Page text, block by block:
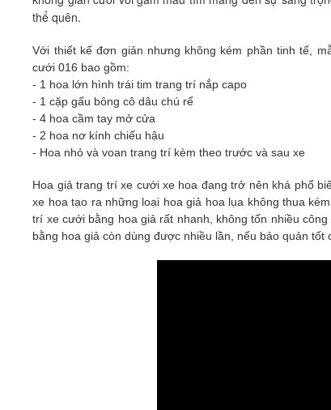
thể quên.
Với thiết kế đơn giản nhưng không kém phần tinh tế,
cưới016 bao gồm:
- 1 hoa lớn hình trái tim trang trí nắp capo
- 1 cặp gấu bông cô dâu chú rể
- 4 hoa cầm tay mở cửa
- 2 hoa nơ kính chiếu hậu
- Hoa nhỏ và voan trang trí kèm theo trước và sau xe
Hoa giả trang trí xe cưới xe hoa đang trở nên khá phổ
xe hoa tạo ra những loại hoa giả hoa lụa không thua
trí xe cưới bằng hoa giả rất nhanh, không tốn nhiều
bằng hoa giả còn dùng được nhiều lần, nếu bảo quản tốt